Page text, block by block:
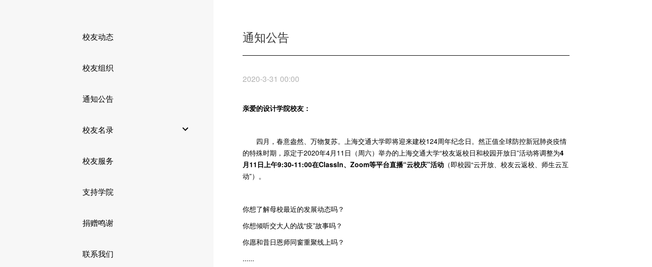
校友动态
校友组织
通知公告
校友名录
校友服务
支持学院
捐赠鸣谢
联系我们
通知公告
2020-3-31 00:00
亲爱的设计学院校友：
四月，春意盎然、万物复苏。上海交通大学即将迎来建校124周年纪念日。然正值全球防控新冠肺炎疫情
的特殊时期，原定于2020年4月11日（周六）举办的上海交通大学“校友返校日和校园开放日”活动将调整为4
月11日上午9:30-11:00在ClassIn、Zoom等平台直播“云校庆”活动 （即校园“云开放、校友云返校、师生云互
动”）。
你想了解母校最近的发展动态吗？
你想倾听交大人的战“疫”故事吗？
你愿和昔日恩师同窗重聚线上吗？
......